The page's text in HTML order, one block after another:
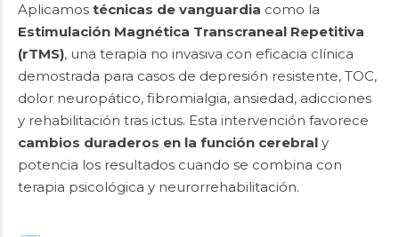
Aplicamos técnicas de vanguardia como la
Estimulación Magnética Transcraneal Repetitiva
(rTMS), una terapia no invasiva con eficacia clínica
demostrada para casos de depresión resistente, TOC,
dolor neuropático, fibromialgia, ansiedad, adicciones
y rehabilitación tras ictus. Esta intervención favorece
cambios duraderos en la función cerebral y
potencia los resultados cuando se combina con
terapia psicológica y neurorrehabilitación.